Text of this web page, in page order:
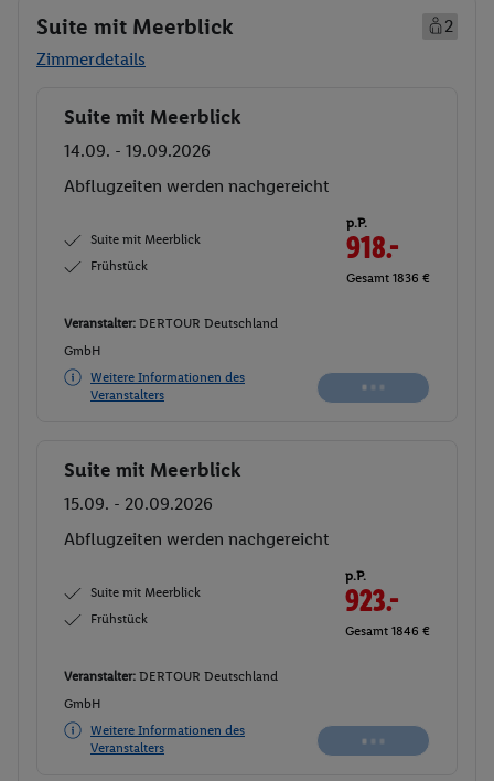
Suite mit Meerblick
2
Zimmerdetails
Buchen
Suite mit Meerblick
14.09. - 19.09.2026
Abflugzeiten werden nachgereicht
Suite mit Meerblick
Frühstück
p.P.
918.-
Gesamt 1836 €
Veranstalter: DERTOUR Deutschland
GmbH
Weitere Informationen des
Veranstalters
Buchen
Suite mit Meerblick
15.09. - 20.09.2026
Abflugzeiten werden nachgereicht
Suite mit Meerblick
Frühstück
p.P.
923.-
Gesamt 1846 €
Veranstalter: DERTOUR Deutschland
GmbH
Weitere Informationen des
Veranstalters